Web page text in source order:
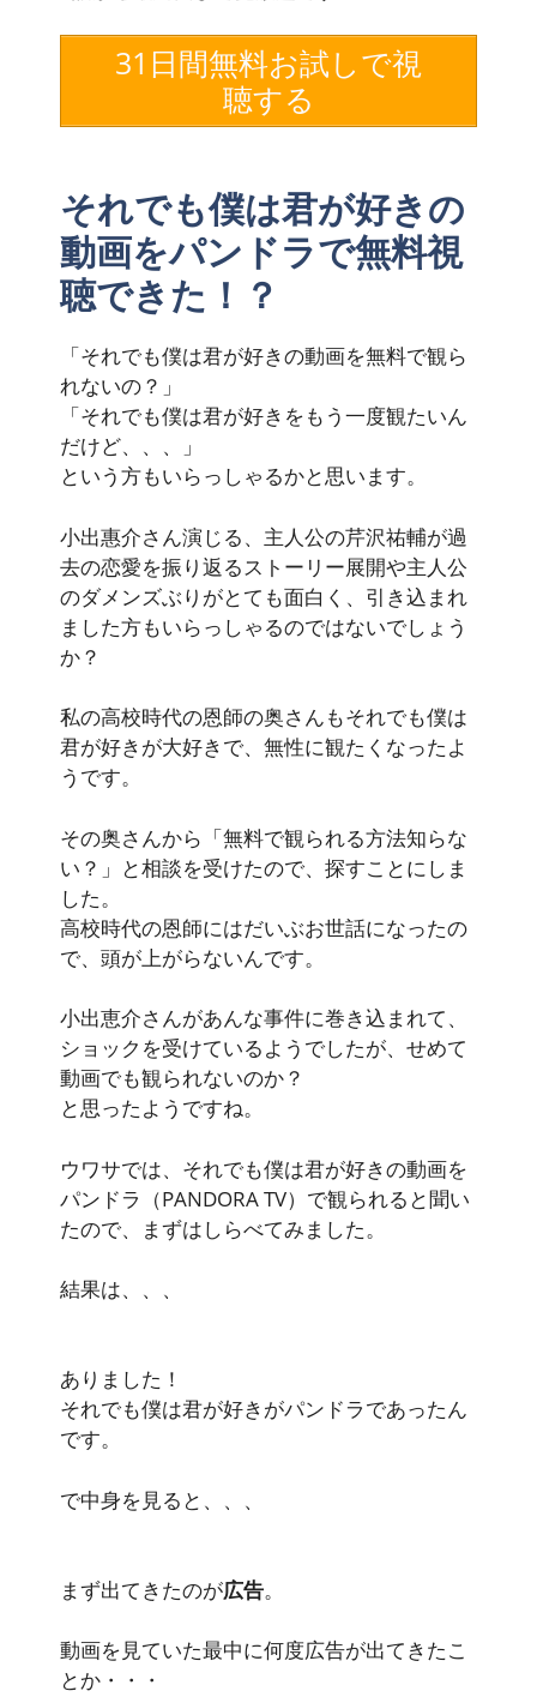
31日間無料お試しで視
聴する
それでも僕は君が好きの
動画をパンドラで無料視
聴できた！？
「それでも僕は君が好きの動画を無料で観ら
れないの？」
「それでも僕は君が好きをもう一度観たいん
だけど、、、」
という方もいらっしゃるかと思います。
小出惠介さん演じる、主人公の芹沢祐輔が過
去の恋愛を振り返るストーリー展開や主人公
のダメンズぶりがとても面白く、引き込まれ
ました方もいらっしゃるのではないでしょう
か？
私の高校時代の恩師の奥さんもそれでも僕は
君が好きが大好きで、無性に観たくなったよ
うです。
その奥さんから「無料で観られる方法知らな
い？」と相談を受けたので、探すことにしま
した。
高校時代の恩師にはだいぶお世話になったの
で、頭が上がらないんです。
小出恵介さんがあんな事件に巻き込まれて、
ショックを受けているようでしたが、せめて
動画でも観られないのか？
と思ったようですね。
ウワサでは、それでも僕は君が好きの動画を
パンドラ（PANDORA TV）で観られると聞い
たので、まずはしらべてみました。
結果は、、、
ありました！
それでも僕は君が好きがパンドラであったん
です。
で中身を見ると、、、
まず出てきたのが広告。
動画を見ていた最中に何度広告が出てきたこ
とか・・・